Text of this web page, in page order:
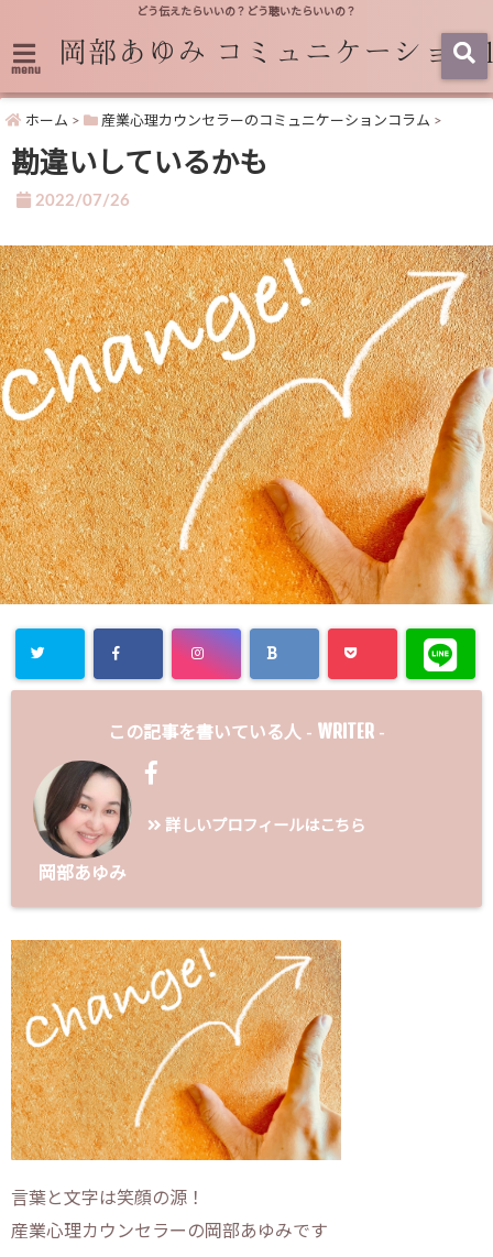
どう伝えたらいいの？どう聴いたらいいの？
menu
ホーム > 産業心理カウンセラーのコミュニケーションコラム >
勘違いしているかも
2022/07/26
この記事を書いている人 - WRITER -
岡部あゆみ
詳しいプロフィールはこちら
言葉と文字は笑顔の源！
産業心理カウンセラーの岡部あゆみです